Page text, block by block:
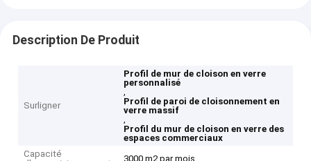
Description De Produit
Surligner
Profil de mur de cloison en verre
personnalisé
,
Profil de paroi de cloisonnement en
verre massif
,
Profil du mur de cloison en verre des
espaces commerciaux
Capacité
3000 m2 par mois